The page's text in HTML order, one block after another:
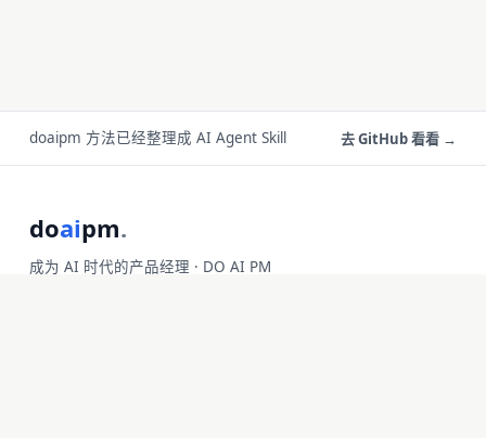
doaipm 方法已经整理成 AI Agent Skill 去 GitHub 看看 →
doaipm.
成为 AI 时代的产品经理 · DO AI PM